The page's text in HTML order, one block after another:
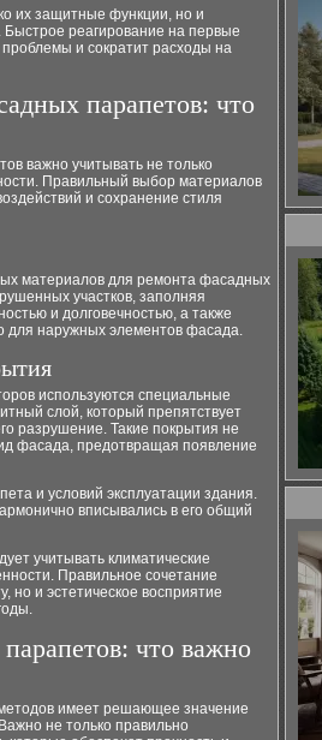
их защитные функции, но и
реагирование на первые
и сократит расходы на
парапетов: что
важно учитывать не только
Правильный выбор материалов
и сохранение стиля
материалов для ремонта фасадных
участков, заполняя
и долговечностью, а также
для наружных элементов фасада.
используются специальные
слой, который препятствует
разрушение. Такие покрытия не
фасада, предотвращая появление
и условий эксплуатации здания.
вписывались в его общий
учитывать климатические
Правильное сочетание
но и эстетическое восприятие
что важно
имеет решающее значение
не только правильно